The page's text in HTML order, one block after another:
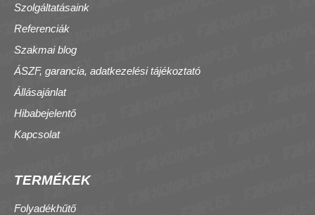
Szolgáltatásaink
Referenciák
Szakmai blog
ÁSZF, garancia, adatkezelési tájékoztató
Állásajánlat
Hibabejelentő
Kapcsolat
TERMÉKEK
Folyadékhűtő